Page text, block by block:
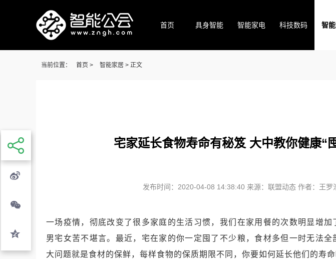
首页 具身智能 智能家电 科技数码 智
当前位置： 首页 > 智能家居 > 正文
宅家延长食物寿命有秘笈 大中教你健康“
发布时间：2020-04-08 14:38:40 来源：联盟动态 作者：王罗
一场疫情，彻底改变了很多家庭的生活习惯，我们在家用餐的次数明显增加
男宅女苦不堪言。最近，宅在家的你一定囤了不少粮，食材多但一时无法
大问题就是食材的保鲜，每样食物的保质期限不同，你要如何延长他们的寿命